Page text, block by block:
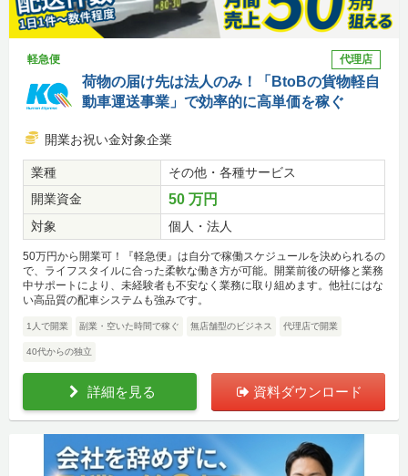
軽急便 代理店
荷物の届け先は法人のみ！「BtoBの貨物軽自
動車運送事業」で効率的に高単価を稼ぐ
開業お祝い金対象企業
業種
その他・各種サービス
開業資金
50 万円
対象 個人・法人
50万円から開業可！『軽急便』は自分で稼働スケジュールを決められるの
で、ライフスタイルに合った柔軟な働き方が可能。開業前後の研修と業務
中サポートにより、未経験者も不安なく業務に取り組めます。他社にはな
い高品質の配車システムも強みです。
1人で開業 副業・空いた時間で稼ぐ 無店舗型のビジネス 代理店で開業
40代からの独立
詳細を見る 資料ダウンロード